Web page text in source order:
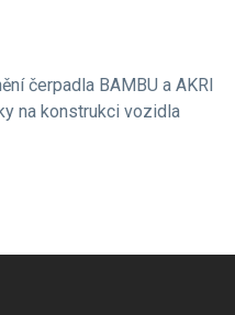
čerpadla BAMBU a AKRI
na konstrukci vozidla